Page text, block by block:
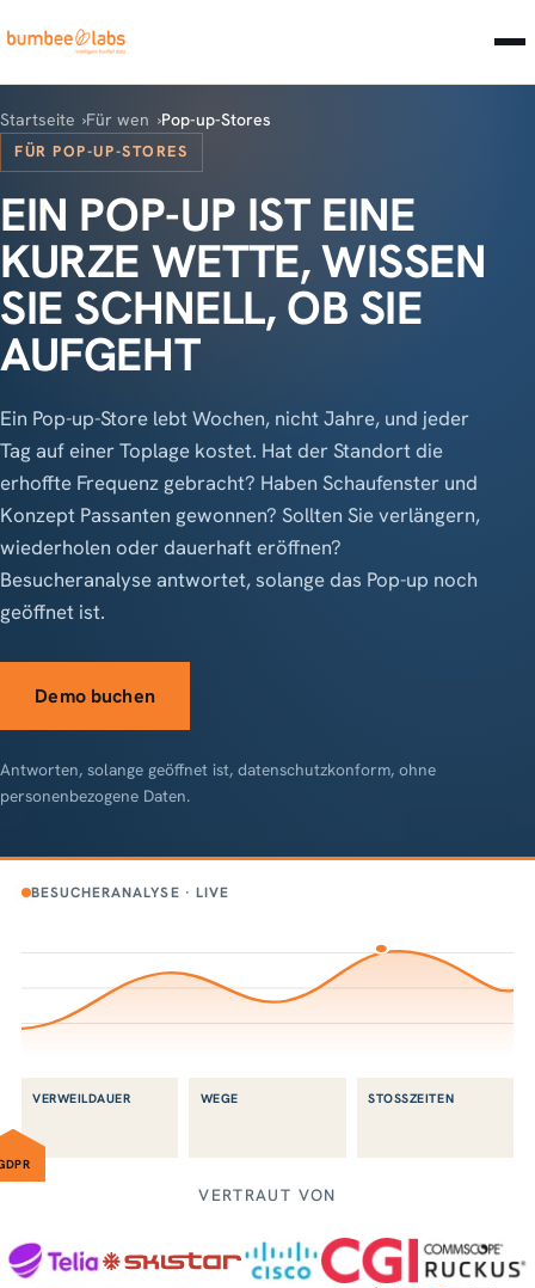
Startseite Für wen Pop-up-Stores
FÜR POP-UP-STORES
EIN POP-UP IST EINE
KURZE WETTE, WISSEN
SIE SCHNELL, OB SIE
AUFGEHT
Ein Pop-up-Store lebt Wochen, nicht Jahre, und jeder
Tag auf einer Toplage kostet. Hat der Standort die
erhoffte Frequenz gebracht? Haben Schaufenster und
Konzept Passanten gewonnen? Sollten Sie verlängern,
wiederholen oder dauerhaft eröffnen?
Besucheranalyse antwortet, solange das Pop-up noch
geöffnet ist.
Demo buchen
Antworten, solange geöffnet ist, datenschutzkonform, ohne
personenbezogene Daten.
BESUCHERANALYSE · LIVE
VERWEILDAUER WEGE STOSSZEITEN
VERTRAUT VON